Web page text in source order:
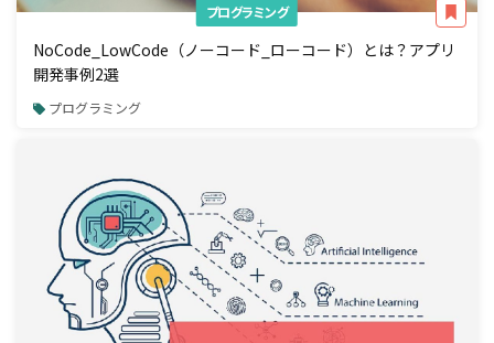
プログラミング
NoCode_LowCode（ノーコード_ローコード）とは？アプリ
開発事例2選
プログラミング